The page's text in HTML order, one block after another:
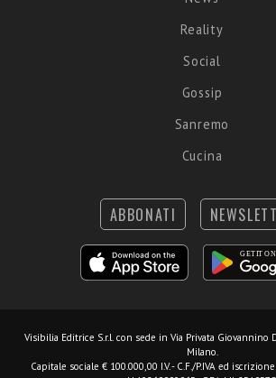
Reality
Social
Gossip
Sanremo
Cucina
ABBONATI
Visibilia Editrice S.r.l. con sede in Via Privata Giovannino
Milano.
Capitale sociale € 100.000,00 I.V. - C.F./P.IVA ed